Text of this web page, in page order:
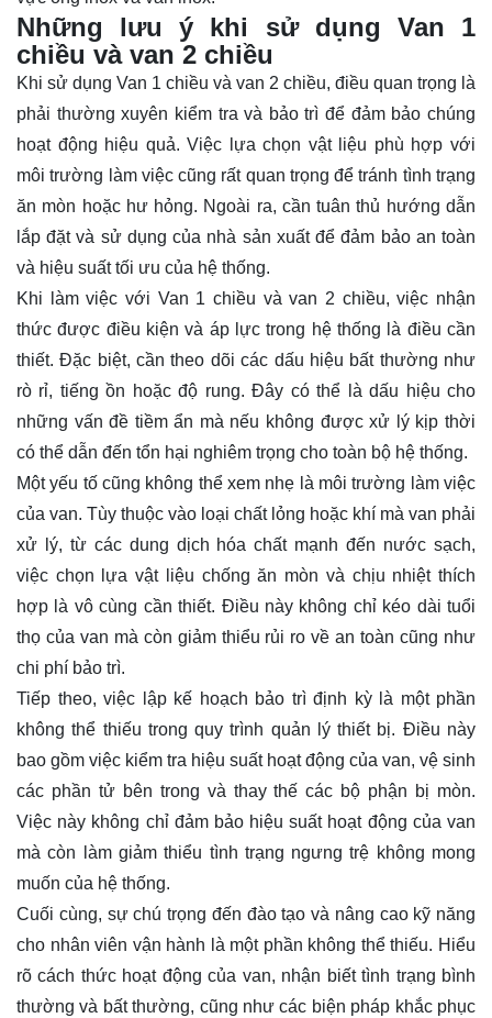
Những lưu ý khi sử dụng Van 1
chiều và van 2 chiều
Khi sử dụng Van 1 chiều và van 2 chiều, điều quan trọng là
phải thường xuyên kiểm tra và bảo trì để đảm bảo chúng
hoạt động hiệu quả. Việc lựa chọn vật liệu phù hợp với
môi trường làm việc cũng rất quan trọng để tránh tình trạng
ăn mòn hoặc hư hỏng. Ngoài ra, cần tuân thủ hướng dẫn
lắp đặt và sử dụng của nhà sản xuất để đảm bảo an toàn
và hiệu suất tối ưu của hệ thống.
Khi làm việc với Van 1 chiều và van 2 chiều, việc nhận
thức được điều kiện và áp lực trong hệ thống là điều cần
thiết. Đặc biệt, cần theo dõi các dấu hiệu bất thường như
rò rỉ, tiếng ồn hoặc độ rung. Đây có thể là dấu hiệu cho
những vấn đề tiềm ẩn mà nếu không được xử lý kịp thời
có thể dẫn đến tổn hại nghiêm trọng cho toàn bộ hệ thống.
Một yếu tố cũng không thể xem nhẹ là môi trường làm việc
của van. Tùy thuộc vào loại chất lỏng hoặc khí mà van phải
xử lý, từ các dung dịch hóa chất mạnh đến nước sạch,
việc chọn lựa vật liệu chống ăn mòn và chịu nhiệt thích
hợp là vô cùng cần thiết. Điều này không chỉ kéo dài tuổi
thọ của van mà còn giảm thiểu rủi ro về an toàn cũng như
chi phí bảo trì.
Tiếp theo, việc lập kế hoạch bảo trì định kỳ là một phần
không thể thiếu trong quy trình quản lý thiết bị. Điều này
bao gồm việc kiểm tra hiệu suất hoạt động của van, vệ sinh
các phần tử bên trong và thay thế các bộ phận bị mòn.
Việc này không chỉ đảm bảo hiệu suất hoạt động của van
mà còn làm giảm thiểu tình trạng ngưng trệ không mong
muốn của hệ thống.
Cuối cùng, sự chú trọng đến đào tạo và nâng cao kỹ năng
cho nhân viên vận hành là một phần không thể thiếu. Hiểu
rõ cách thức hoạt động của van, nhận biết tình trạng bình
thường và bất thường, cũng như các biện pháp khắc phục